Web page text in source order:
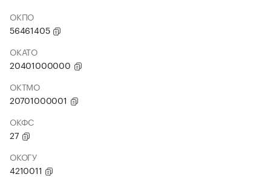
ОКПО
56461405
ОКАТО
20401000000
ОКТМО
20701000001
ОКФС
27
ОКОГУ
4210011